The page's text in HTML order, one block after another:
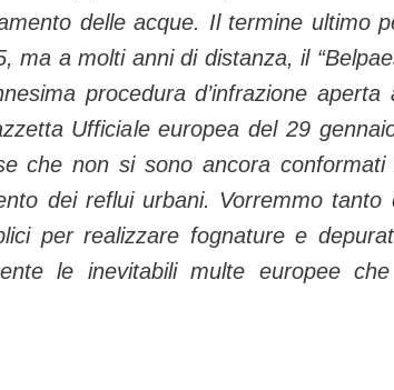
delle acque. Il termine ultimo
a molti anni di distanza, il
procedura d’infrazione aperta
Ufficiale europea del 29
che non si sono ancora conformati
dei reflui urbani. Vorremmo tanto
per realizzare fognature e
le inevitabili multe europee